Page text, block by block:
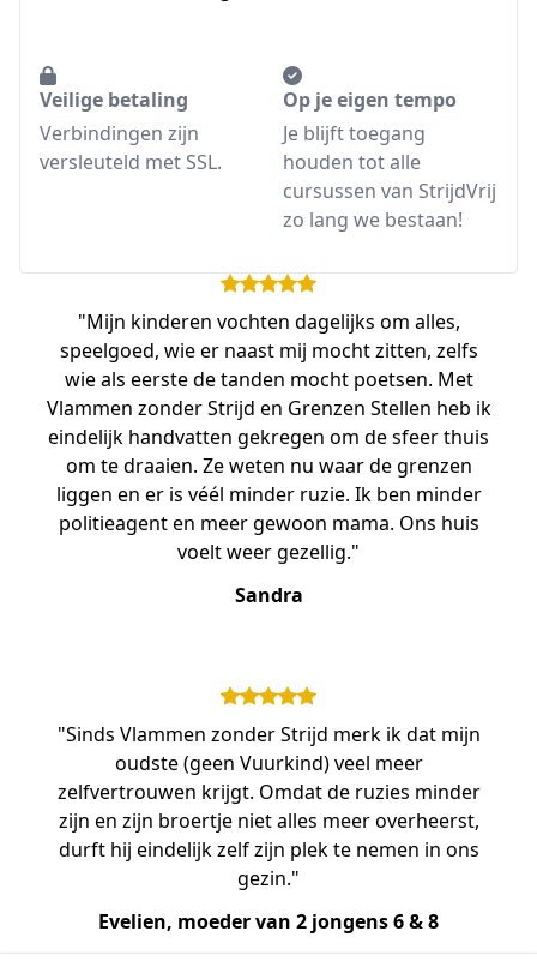
Veilige betaling
Verbindingen zijn
versleuteld met SSL.
Op je eigen tempo
Je blijft toegang
houden tot alle
cursussen van StrijdVrij
zo lang we bestaan!
"Mijn kinderen vochten dagelijks om alles,
speelgoed, wie er naast mij mocht zitten, zelfs
wie als eerste de tanden mocht poetsen. Met
Vlammen zonder Strijd en Grenzen Stellen heb ik
eindelijk handvatten gekregen om de sfeer thuis
om te draaien. Ze weten nu waar de grenzen
liggen en er is véél minder ruzie. Ik ben minder
politieagent en meer gewoon mama. Ons huis
voelt weer gezellig."
Sandra
"Sinds Vlammen zonder Strijd merk ik dat mijn
oudste (geen Vuurkind) veel meer
zelfvertrouwen krijgt. Omdat de ruzies minder
zijn en zijn broertje niet alles meer overheerst,
durft hij eindelijk zelf zijn plek te nemen in ons
gezin."
Evelien, moeder van 2 jongens 6 & 8